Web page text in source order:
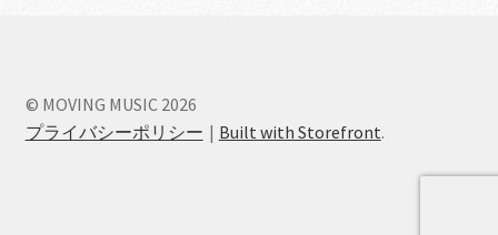
© MOVING MUSIC 2026
プライバシーポリシー
Built with Storefront.